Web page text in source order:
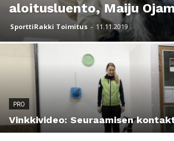
aloitusluento, Maiju
SporttiRakki Toimitus - 11.11.2019
PRO
Vinkkivideo: Seuraamisen